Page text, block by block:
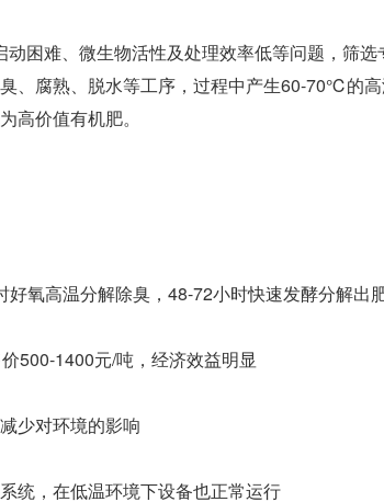
困难、微生物活性及处理效率低等问题，筛
、腐熟、脱水等工序，过程中产生60-70℃的
高价值有机肥。
氧高温分解除臭，48-72小时快速发酵分解出
500-1400元/吨，经济效益明显
少对环境的影响
统，在低温环境下设备也正常运行